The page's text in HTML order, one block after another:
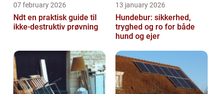
07 february 2026
Ndt en praktisk guide til
ikke-destruktiv prøvning
13 january 2026
Hundebur: sikkerhed,
tryghed og ro for både
hund og ejer